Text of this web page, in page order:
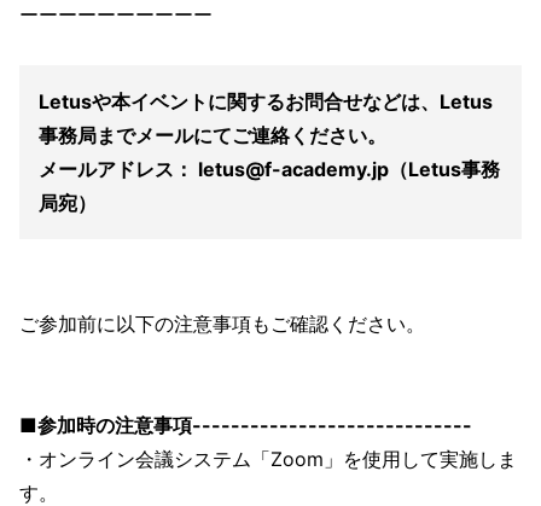
ーーーーーーーーーー
Letusや本イベントに関するお問合せなどは、Letus
事務局までメールにてご連絡ください。
メールアドレス： letus@f-academy.jp（Letus事務
局宛）
ご参加前に以下の注意事項もご確認ください。
■参加時の注意事項-----------------------------
・オンライン会議システム「Zoom」を使用して実施しま
す。